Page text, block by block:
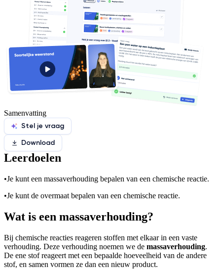
Samenvatting
Stel je vraag
Download
Leerdoelen
•Je kunt een massaverhouding bepalen van een chemische reactie.
•Je kunt de overmaat bepalen van een chemische reactie.
Wat is een massaverhouding?
Bij chemische reacties reageren stoffen met elkaar in een vaste
verhouding. Deze verhouding noemen we de massaverhouding.
De ene stof reageert met een bepaalde hoeveelheid van de andere
stof, en samen vormen ze dan een nieuw product.